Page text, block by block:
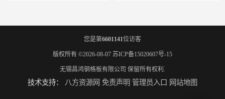
您是第6601141位访客
版权所有 ©2026-08-07 苏ICP备15020607号-15
无锡昌鸿钢格板有限公司 保留所有权利.
技术支持： 八方资源网 免责声明 管理员入口 网站地图